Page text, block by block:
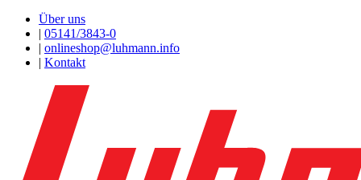
Über uns
| 05141/3843-0
| onlineshop@luhmann.info
| Kontakt